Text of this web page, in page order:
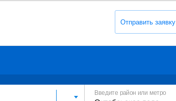
Отправить заявку
Введите район или метро